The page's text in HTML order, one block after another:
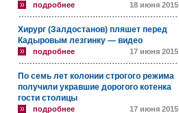
подробнее 18 июня 2015
Хирург (Залдостанов) пляшет перед
Кадыровым лезгинку — видео
подробнее 17 июня 2015
По семь лет колонии строгого режима
получили укравшие дорогого котенка
гости столицы
подробнее 17 июня 2015